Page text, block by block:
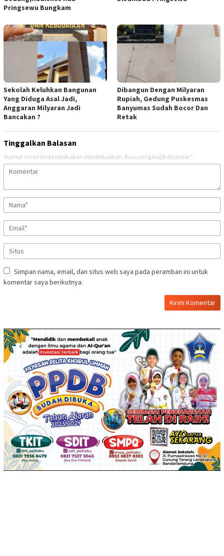
Pringsewu Bungkam
Sekolah Keluhkan Bangunan
Yang Diduga Asal Jadi,
Anggaran Milyaran Jadi
Bancakan ?
Dibangun Dengan Milyaran
Rupiah, Gedung Puskesmas
Banyumas Sudah Bocor Dan
Retak
Tinggalkan Balasan
Alamat email Anda tidak akan dipublikasikan. Ruas yang wajib ditandai *
Simpan nama, email, dan situs web saya pada peramban ini untuk
komentar saya berikutnya.